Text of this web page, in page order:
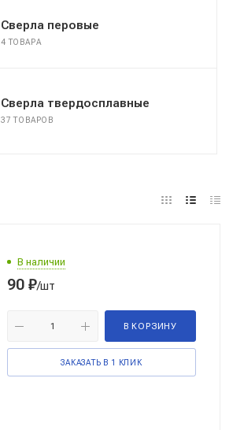
Сверла перовые
4 ТОВАРА
Сверла твердосплавные
37 ТОВАРОВ
В наличии
90 ₽/шт
В КОРЗИНУ
ЗАКАЗАТЬ В 1 КЛИК